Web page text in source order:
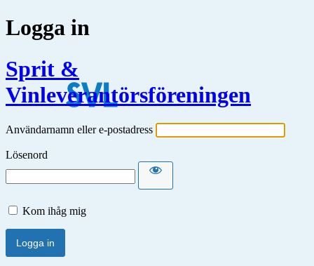
Logga in
Sprit &
Vinleverantörsföreningen
Användarnamn eller e-postadress
Lösenord
Kom ihåg mig